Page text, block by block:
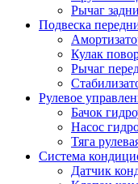
Рычаг
Подвеска
Кулак
Рычаг
Рулевое
Бачок
Насос
Тяга
Система
Датчик